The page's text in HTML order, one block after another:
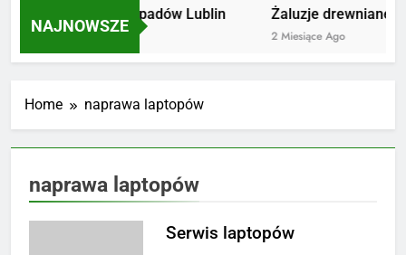
NAJNOWSZE
Utylizacja odpadów Lublin
2 Miesiące Ago
Żaluzje drewniane
2 Miesiące Ago
Home naprawa laptopów
naprawa laptopów
Serwis laptopów